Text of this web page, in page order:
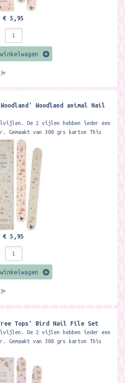
€ 5,95
Woodland animal Nail
De 2 vijlen hebben ieder een
Gemaakt van 300 grs karton This
€ 5,95
Tops' Bird Nail File Set
De 2 vijlen hebben ieder een
Gemaakt van 300 grs karton This